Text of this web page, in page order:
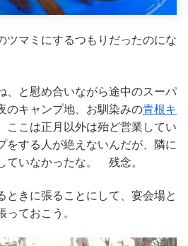
ツマミにするつもりだったのにな
、と慰め合いながら途中のスーパ
のキャンプ地、お馴染みの青根キ
こは正月以外は殆ど営業してい
をする人が絶えないんだが、隣に
ていなかったな。 残念。
ときに張ることにして、宴会場と
ておこう。